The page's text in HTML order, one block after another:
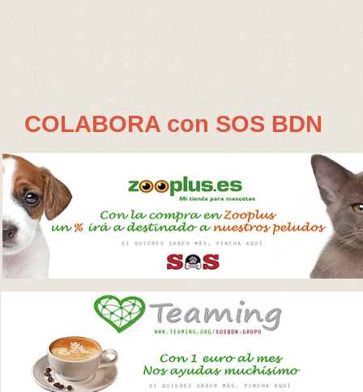
COLABORA con SOS BDN